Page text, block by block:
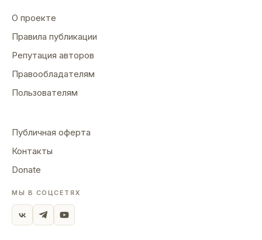
О проекте
Правила публикации
Репутация авторов
Правообладателям
Пользователям
Публичная оферта
Контакты
Donate
МЫ В СОЦСЕТЯХ